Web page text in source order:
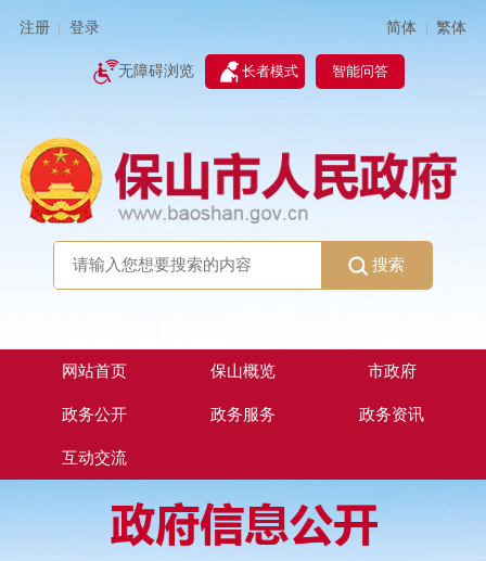
注册 登录 简体 | 繁体
无障碍浏览 长者模式 智能问答
搜索
网站首页 保山概览 市政府
政务公开 政务服务 政务资讯
互动交流